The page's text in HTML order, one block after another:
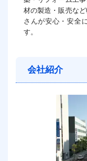
材の製造・販売な
さんが安心・安全
す。
会社紹介